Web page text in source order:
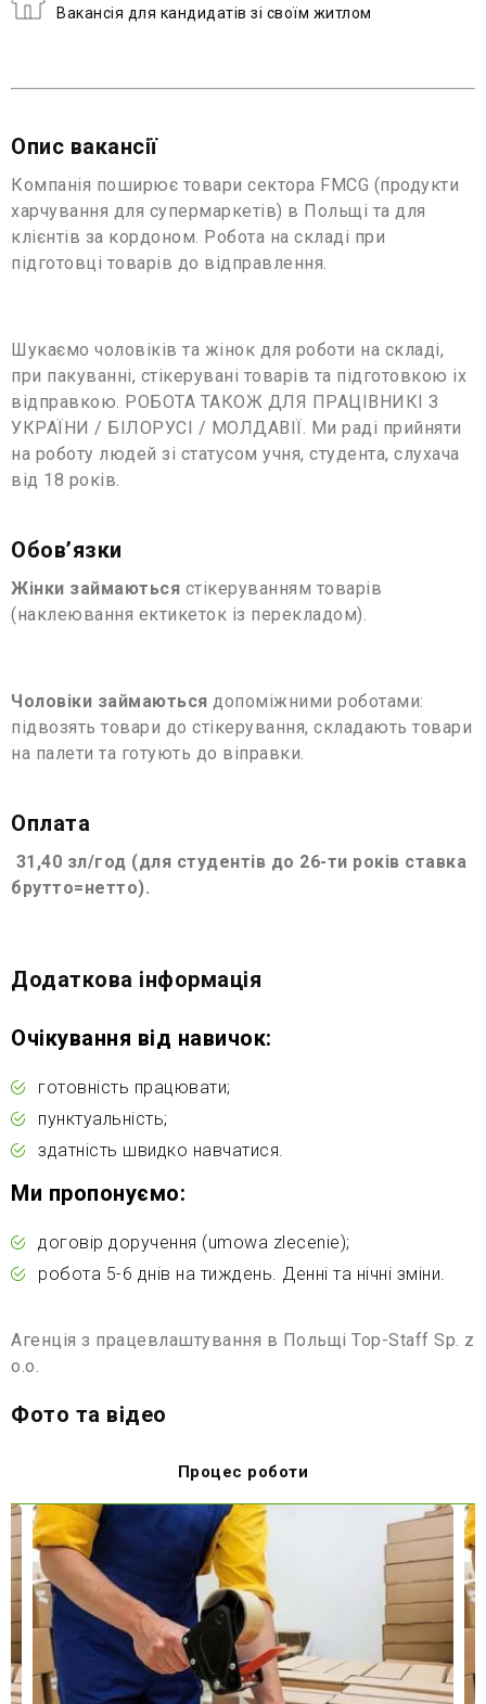
Вакансія для кандидатів зі своїм житлом
Опис вакансії
Компанія поширює товари сектора FMCG (продукти
харчування для супермаркетів) в Польщі та для
клієнтів за кордоном. Робота на складі при
підготовці товарів до відправлення.
Шукаємо чоловіків та жінок для роботи на складі,
при пакуванні, стікерувані товарів та підготовкою іх
відправкою. РОБОТА ТАКОЖ ДЛЯ ПРАЦІВНИКІ З
УКРАЇНИ / БІЛОРУСІ / МОЛДАВІЇ. Ми раді прийняти
на роботу людей зі статусом учня, студента, слухача
від 18 років.
Обовʼязки
Жінки займаються стікеруванням товарів
(наклеювання ектикеток із перекладом).
Чоловіки займаються допоміжними роботами:
підвозять товари до стікерування, складають товари
на палети та готують до віправки.
Оплата
31,40 зл/год (для студентів до 26-ти років ставка
брутто=нетто).
Додаткова інформація
Очікування від навичок:
готовність працювати;
пунктуальність;
здатність швидко навчатися.
Ми пропонуємо:
договір доручення (umowa zlecenie);
робота 5-6 днів на тиждень. Денні та нічні зміни.
Агенція з працевлаштування в Польщі Top-Staff Sp. z
o.o.
Фото та відео
Процес роботи